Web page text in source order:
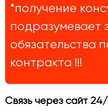
*получение
подразумевает
обязательства
контракта !!!
Связь через сайт